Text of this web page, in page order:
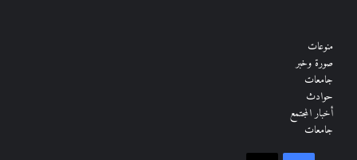
منوعات
صورة وخبر
جامعات
حوادث
أخبار المجتمع
جامعات